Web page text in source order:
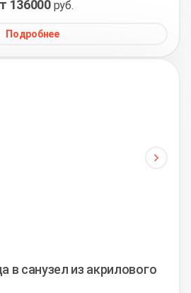
136000 руб.
Подробнее
в санузел из акрилового